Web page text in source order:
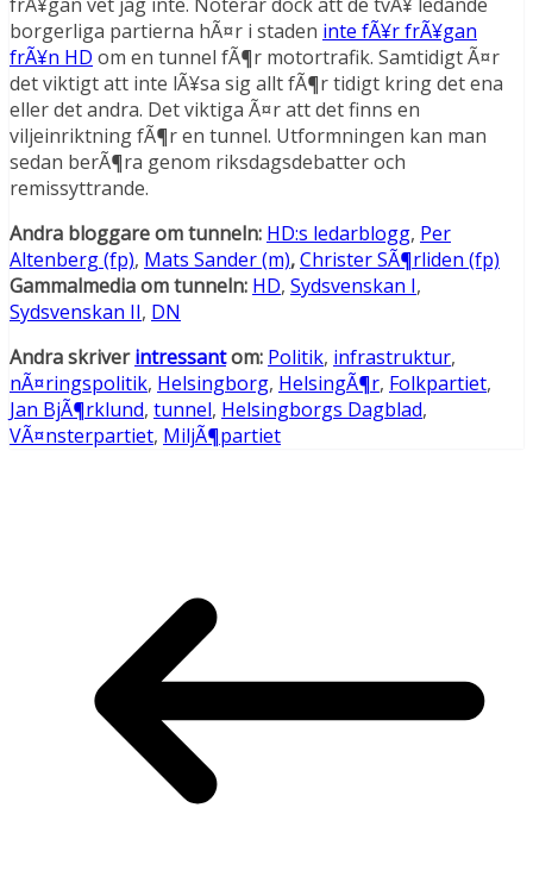
borgerliga partierna hÃ¤r i staden inte fÃ¥r frÃ¥gan
frÃ¥n HD om en tunnel fÃ¶r motortrafik. Samtidigt Ã¤r
det viktigt att inte lÃ¥sa sig allt fÃ¶r tidigt kring det ena
eller det andra. Det viktiga Ã¤r att det finns en
viljeinriktning fÃ¶r en tunnel. Utformningen kan man
sedan berÃ¶ra genom riksdagsdebatter och
remissyttrande.
Andra bloggare om tunneln: HD:s ledarblogg, Per
Altenberg (fp), Mats Sander (m),Christer SÃ¶rliden (fp)
Gammalmedia om tunneln: HD, Sydsvenskan I,
Sydsvenskan II, DN
Andra skriverintressantom: Politik, infrastruktur,
nÃ¤ringspolitik, Helsingborg, HelsingÃ¶r, Folkpartiet,
Jan BjÃ¶rklund, tunnel, Helsingborgs Dagblad,
VÃ¤nsterpartiet, MiljÃ¶partiet